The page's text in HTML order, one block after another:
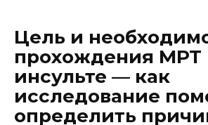
Цель и
прохождения МРТ
инсульте — как
исследование
определить